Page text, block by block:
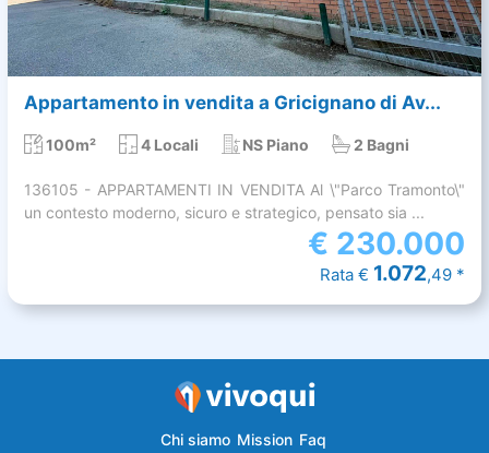
Appartamento in vendita a Gricignano di Av...
100m² 4 Locali NS Piano 2 Bagni
136105 - APPARTAMENTI IN VENDITA Al \"Parco Tramonto\"
un contesto moderno, sicuro e strategico, pensato sia ...
€ 230.000
Rata € 1.072,49 *
Chi siamo Mission Faq